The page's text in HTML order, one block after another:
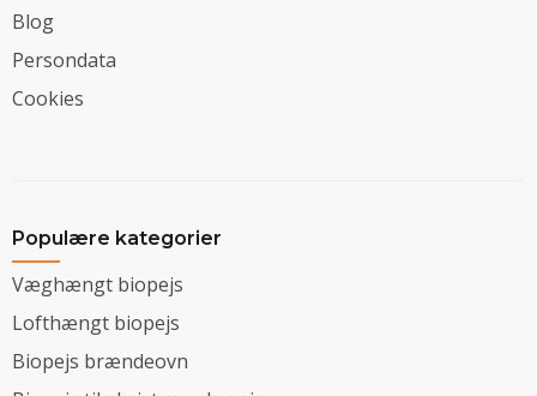
Blog
Persondata
Cookies
Populære kategorier
Væghængt biopejs
Lofthængt biopejs
Biopejs brændeovn